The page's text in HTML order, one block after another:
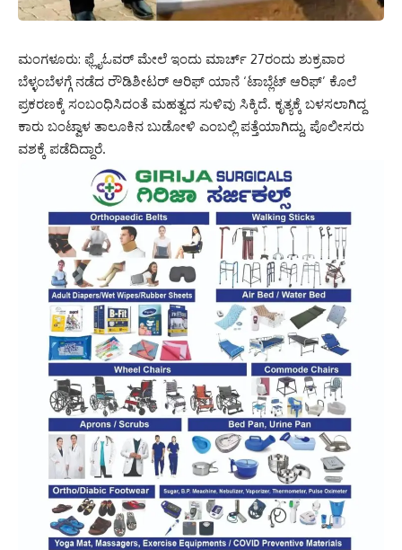
ಮಂಗಳೂರು: ಫ್ಲೈಓವರ್ ಮೇಲೆ ಇಂದು ಮಾರ್ಚ್ 27ರಂದು ಶುಕ್ರವಾರ
ಬೆಳ್ಳಂಬೆಳಗ್ಗೆ ನಡೆದ ರೌಡಿಶೀಟರ್ ಆರಿಫ್ ಯಾನೆ ‘ಟಾಬ್ಲೆಟ್ ಆರಿಫ್’ ಕೊಲೆ
ಪ್ರಕರಣಕ್ಕೆ ಸಂಬಂಧಿಸಿದಂತೆ ಮಹತ್ವದ ಸುಳಿವು ಸಿಕ್ಕಿದೆ. ಕೃತ್ಯಕ್ಕೆ ಬಳಸಲಾಗಿದ್ದ
ಕಾರು ಬಂಟ್ವಾಳ ತಾಲೂಕಿನ ಬುಡೋಳಿ ಎಂಬಲ್ಲಿ ಪತ್ತೆಯಾಗಿದ್ದು, ಪೊಲೀಸರು
ವಶಕ್ಕೆ ಪಡೆದಿದ್ದಾರೆ.